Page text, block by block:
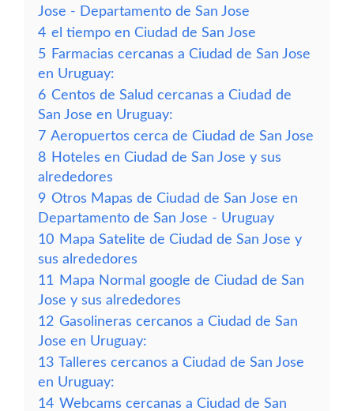
Jose - Departamento de San Jose
4 el tiempo en Ciudad de San Jose
5 Farmacias cercanas a Ciudad de San Jose
en Uruguay:
6 Centos de Salud cercanas a Ciudad de
San Jose en Uruguay:
7 Aeropuertos cerca de Ciudad de San Jose
8 Hoteles en Ciudad de San Jose y sus
alrededores
9 Otros Mapas de Ciudad de San Jose en
Departamento de San Jose - Uruguay
10 Mapa Satelite de Ciudad de San Jose y
sus alrededores
11
Mapa Normal google de Ciudad de San
Jose y sus alrededores
12 Gasolineras cercanos a Ciudad de San
Jose en Uruguay:
13 Talleres cercanos a Ciudad de San Jose
en Uruguay:
14 Webcams cercanas a Ciudad de San